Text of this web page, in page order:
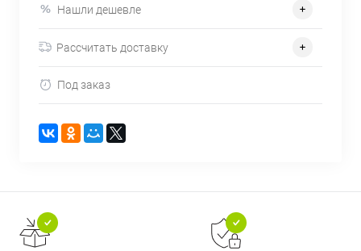
Нашли дешевле
Рассчитать доставку
Под заказ